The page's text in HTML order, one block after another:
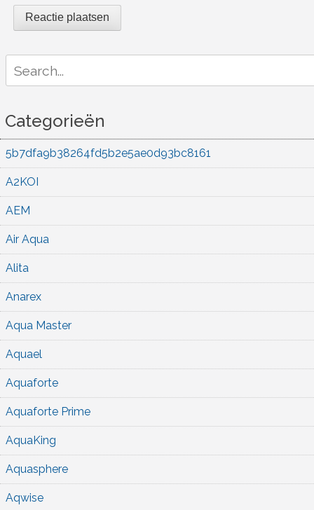
for:
Categorieën
5b7dfa9b38264fd5b2e5ae0d93bc8161
A2KOI
AEM
Air Aqua
Alita
Anarex
Aqua Master
Aquael
Aquaforte
Aquaforte Prime
AquaKing
Aquasphere
Aqwise